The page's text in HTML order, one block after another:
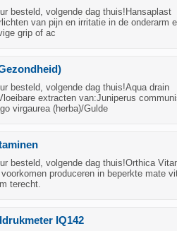
besteld, volgende dag thuis!Hansaplast
van pijn en irritatie in de onderarm
grip of ac
besteld, volgende dag thuis!Aqua drain
extracten van:Juniperus
virgaurea (herba)/Gulde
besteld, volgende dag thuis!Orthica
produceren in beperkte mate
terecht.
IQ142